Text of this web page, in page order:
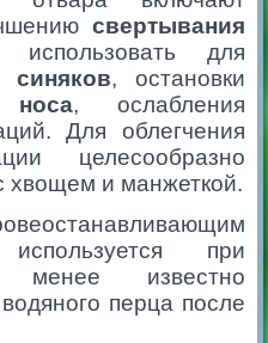
свертывания
для
синяков, остановки
носа, ослабления
Для облегчения
целесообразно
хвощем и манжеткой.
при
менее известно
перца после